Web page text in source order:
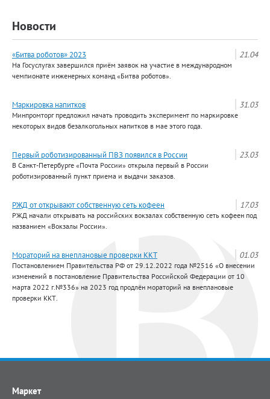
Новости
21.04
«Битва роботов» 2023
На Госуслугах завершился приём заявок на участие в международном
чемпионате инженерных команд «Битва роботов».
31.03
Маркировка напитков
Минпромторг предложил начать проводить эксперимент по маркировке
некоторых видов безалкогольных напитков в мае этого года.
23.03
Первый роботизированный ПВЗ появился в России
В Санкт-Петербурге «Почта России» открыла первый в России
роботизированный пункт приема и выдачи заказов.
17.03
РЖД от открывают собственную сеть кофеен
РЖД начали открывать на российских вокзалах собственную сеть кофеен под
названием «Вокзалы России».
01.03
Мораторий на внеплановые проверки ККТ
Постановлением Правительства РФ от 29.12.2022 года №2516 «О внесении
изменений в постановление Правительства Российской Федерации от 10
марта 2022 г.№336» на 2023 год продлён мораторий на внеплановые
проверки ККТ.
Маркет